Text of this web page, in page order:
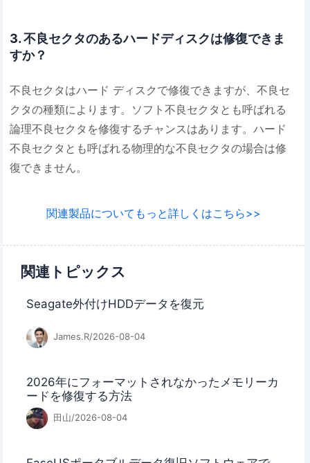
3. 不良セクタのあるハードディスクは修復できま
すか？
不良セクタはハード ディスクで修復できますが、不良セ
クタの種類によります。ソフト不良セクタとも呼ばれる
論理不良セクタを修復するチャンスはあります。ハード
不良セクタとも呼ばれる物理的な不良セクタの場合は修
復できません。
関連製品についてもっと詳しくはこちら>>
関連トピックス
Seagate外付けHDDデータを復元
James.R/2026-08-04
2026年にフォーマットされなかったメモリーカ
ードを修復する方法
田山/2026-08-04